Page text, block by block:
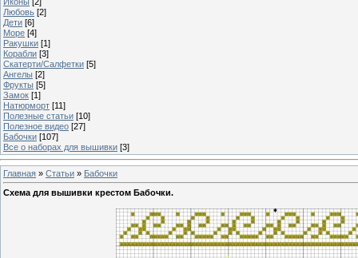
Любовь [2]
Дети [6]
Море [4]
Ракушки [1]
Корабли [3]
Скатерти/Салфетки [5]
Ангелы [2]
Фрукты [5]
Замок [1]
Натюрморт [11]
Полезные статьи [10]
Полезное видео [27]
Бабочки [107]
Все о наборах для вышивки [3]
Главная » Статьи » Бабочки
Схема для вышивки крестом Бабочки.